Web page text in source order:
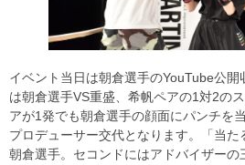
イベント当日は朝倉選手のYouTube公
は朝倉選手VS重盛、希帆ペアの1対2の
アが1発でも朝倉選手の顔面にパンチを
プロデューサー交代となります。「当
朝倉選手。セコンドにはアドバイザーの